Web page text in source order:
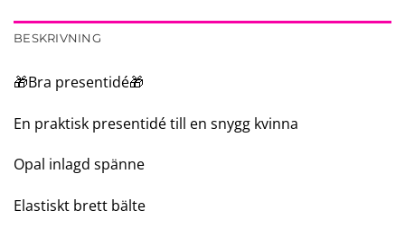
BESKRIVNING
🎁Bra presentidé🎁
En praktisk presentidé till en snygg kvinna
Opal inlagd spänne
Elastiskt brett bälte